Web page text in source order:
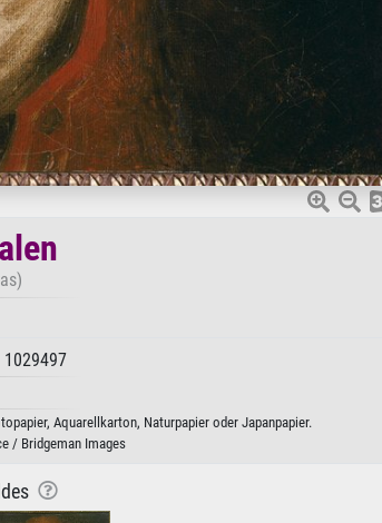
Aquarellkarton, Naturpapier oder Japanpapier.
/ Bridgeman Images